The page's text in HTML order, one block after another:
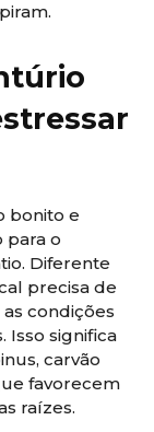
bonito e
para o
Diferente
precisa de
condições
Isso significa
carvão
favorecem
raízes.